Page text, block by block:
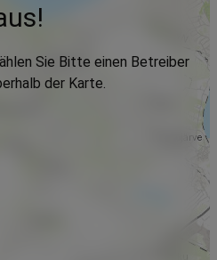
Sie Bitte einen Betreiber
der Karte.